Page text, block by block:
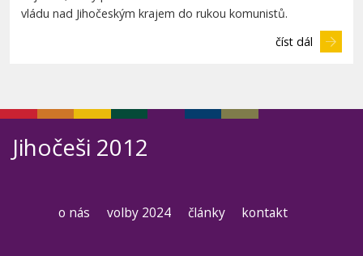
vládu nad Jihočeským krajem do rukou komunistů.
číst dál
Jihočeši 2012
o nás volby 2024 články kontakt